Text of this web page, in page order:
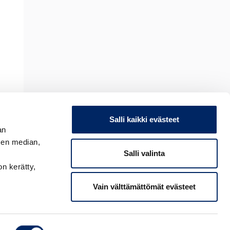
median,
kerätty,
Salli kaikki evästeet
Salli valinta
Vain välttämättömät evästeet